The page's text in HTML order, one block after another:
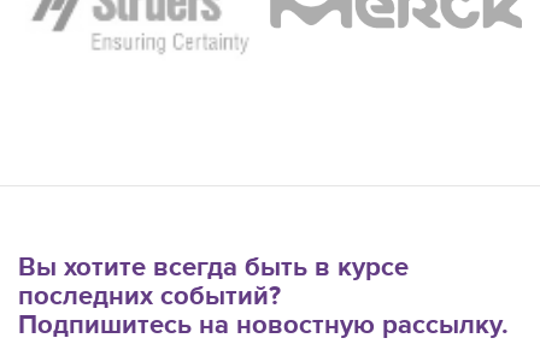
Вы хотите всегда быть в курсе
последних событий?
Подпишитесь на новостную рассылку.